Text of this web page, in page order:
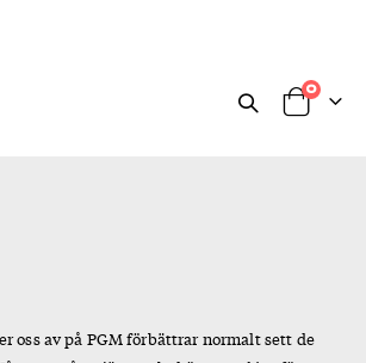
Cart
0
oss av på PGM förbättrar normalt sett de